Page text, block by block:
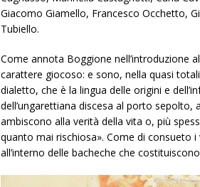
Giacomo Giamello, Francesco Occhetto,
Tubiello.
Come annota Boggione nell’introduzione
carattere giocoso: e sono, nella quasi
dialetto, che è la lingua delle origini e
dell’ungarettiana discesa al porto sepolto,
ambiscono alla verità della vita o, più
quanto mai rischiosa». Come di consueto
all’interno delle bacheche che